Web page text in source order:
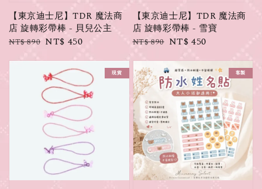
【東京迪士尼】TDR 魔法商
店 旋轉彩帶棒 - 貝兒公主
Regular
NT$ 890 Sale
NT$ 450
【東京迪士尼】TDR 魔法商
店 旋轉彩帶棒 - 雪寶
Regular
NT$ 890 Sale
NT$ 450
現貨 客製